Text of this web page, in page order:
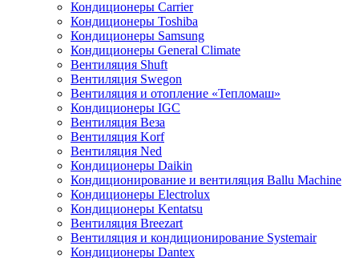
Кондиционеры Carrier
Кондиционеры Toshiba
Кондиционеры Samsung
Кондиционеры General Climate
Вентиляция Shuft
Вентиляция Swegon
Вентиляция и отопление «Тепломаш»
Кондиционеры IGC
Вентиляция Веза
Вентиляция Korf
Вентиляция Ned
Кондиционеры Daikin
Кондиционирование и вентиляция Ballu Machine
Кондиционеры Electrolux
Кондиционеры Kentatsu
Вентиляция Breezart
Вентиляция и кондиционирование Systemair
Кондиционеры Dantex